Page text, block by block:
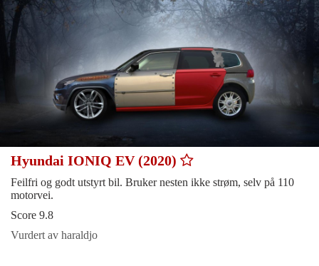
Hyundai IONIQ EV (2020)
Feilfri og godt utstyrt bil. Bruker nesten ikke strøm, selv på 110
motorvei.
Score 9.8
Vurdert av haraldjo